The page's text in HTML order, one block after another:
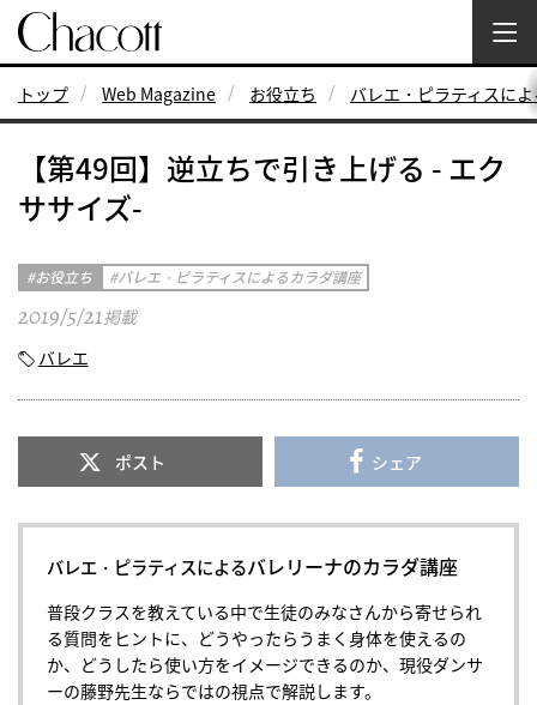
トップ Web Magazine お役立ち バレエ・ピラティスに
【第49回】逆立ちで引き上げる - エク
ササイズ-
お役立ち バレエ・ピラティスによるカラダ講座
2019/5/21掲載
バレエ
ポスト シェア
バレエ・ピラティスによるバレリーナのカラダ講座
普段クラスを教えている中で生徒のみなさんから寄せられ
る質問をヒントに、どうやったらうまく身体を使えるの
か、どうしたら使い方をイメージできるのか、現役ダンサ
ーの藤野先生ならではの視点で解説します。